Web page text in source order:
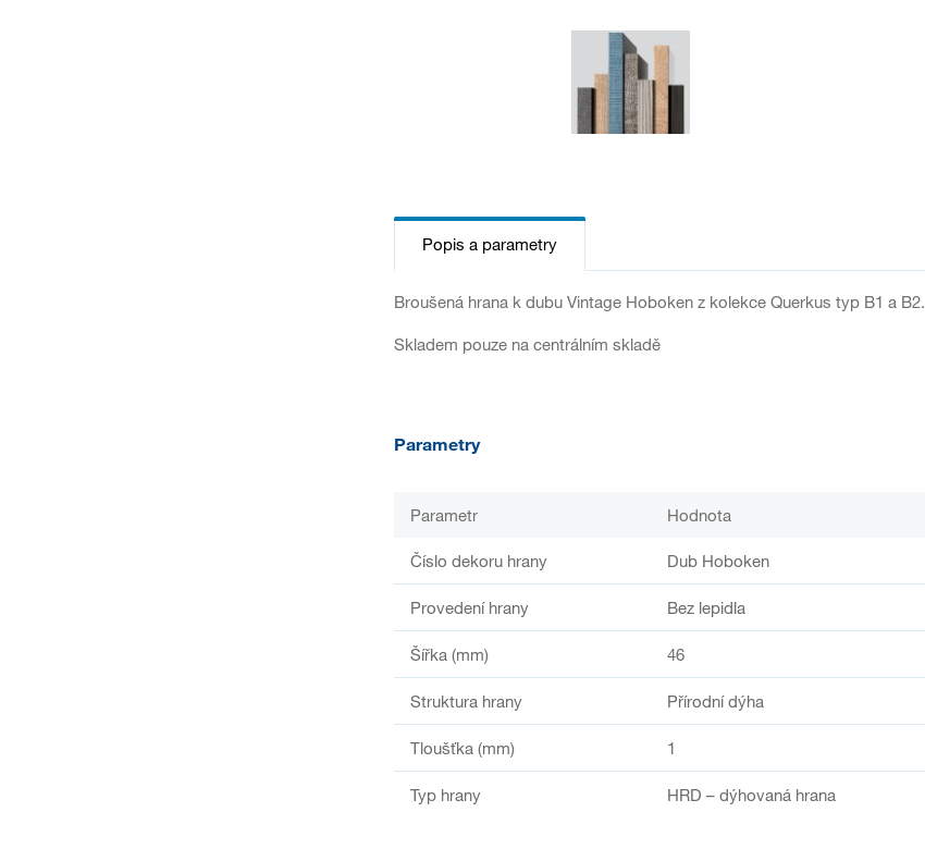
Popis a parametry
Broušená hrana k dubu Vintage Hoboken z kolekce Querkus typ B1 a B2.
Skladem pouze na centrálním skladě
Parametry
Parametr Hodnota
Číslo dekoru hrany Dub Hoboken
Provedení hrany Bez lepidla
Šířka (mm) 46
Struktura hrany Přírodní dýha
Tloušťka (mm) 1
Typ hrany HRD – dýhovaná hrana